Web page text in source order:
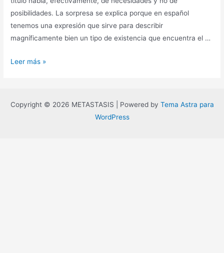
posibilidades. La sorpresa se explica porque en español
tenemos una expresión que sirve para describir
magníficamente bien un tipo de existencia que encuentra el …
Vivir
nuestras
Leer más »
Copyright © 2026 METASTASIS | Powered by Tema Astra para
WordPress